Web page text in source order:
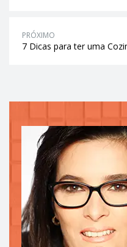
PRÓXIMO
7 Dicas para ter uma